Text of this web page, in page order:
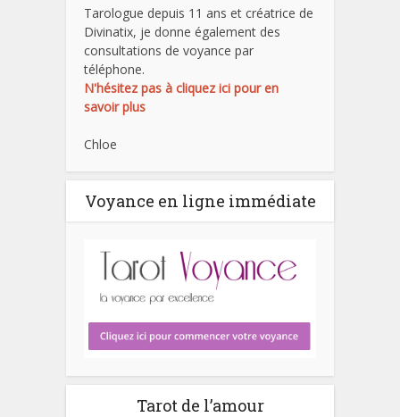
Tarologue depuis 11 ans et créatrice de
Divinatix, je donne également des
consultations de voyance par
téléphone.
N'hésitez pas à cliquez ici pour en
savoir plus
Chloe
Voyance en ligne immédiate
Tarot de l’amour